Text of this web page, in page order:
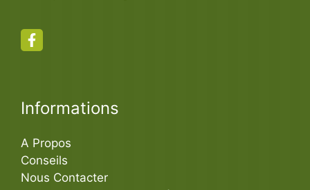
Informations
A Propos
Conseils
Nous Contacter